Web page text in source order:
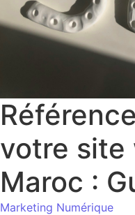
votre site
Maroc :
Marketing Numérique